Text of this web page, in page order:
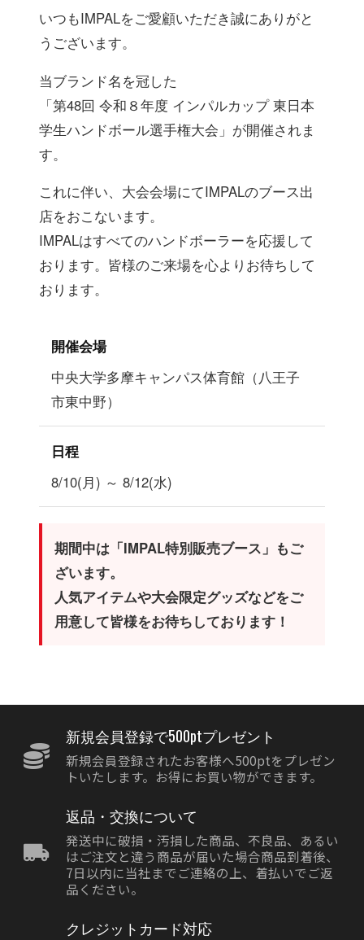
いつもIMPALをご愛顧いただき誠にありがと
うございます。
当ブランド名を冠した
「第48回 令和８年度 インパルカップ 東日本
学生ハンドボール選手権大会」が開催されま
す。
これに伴い、大会会場にてIMPALのブース出
店をおこないます。
IMPALはすべてのハンドボーラーを応援して
おります。皆様のご来場を心よりお待ちして
おります。
開催会場
中央大学多摩キャンパス体育館（八王子
市東中野）
日程
8/10(月) ～ 8/12(水)
期間中は「IMPAL特別販売ブース」もご
ざいます。
人気アイテムや大会限定グッズなどをご
用意して皆様をお待ちしております！
新規会員登録で500ptプレゼント
新規会員登録されたお客様へ500ptをプレゼン
トいたします。お得にお買い物ができます。
返品・交換について
発送中に破損・汚損した商品、不良品、あるい
はご注文と違う商品が届いた場合商品到着後、
7日以内に当社までご連絡の上、着払いでご返
品ください。
クレジットカード対応